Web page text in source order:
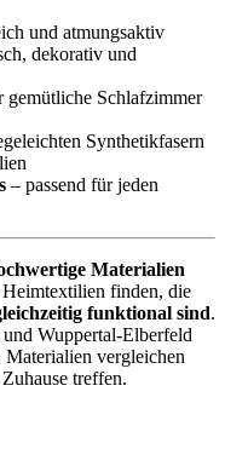
und atmungsaktiv
dekorativ und
gemütliche Schlafzimmer
Synthetikfasern
– passend für jeden
Materialien
Heimtextilien finden, die
funktional sind.
Wuppertal-Elberfeld
Materialien vergleichen
treffen.